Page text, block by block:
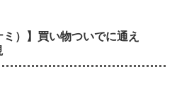
）】買い物ついでに通え